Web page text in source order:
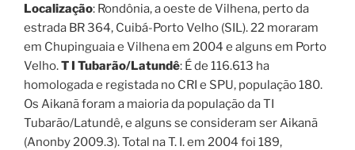
Localização: Rondônia, a oeste de Vilhena, perto da
estrada BR 364, Cuibá-Porto Velho (SIL). 22 moraram
em Chupinguaia e Vilhena em 2004 e alguns em Porto
Velho.T I Tubarão/Latundê: É de 116.613 ha
homologada e registada no CRI e SPU, população 180.
Os Aikanã foram a maioria da população da TI
Tubarão/Latundê, e alguns se consideram ser Aikanã
(Anonby 2009.3). Total na T. I. em 2004 foi 189,